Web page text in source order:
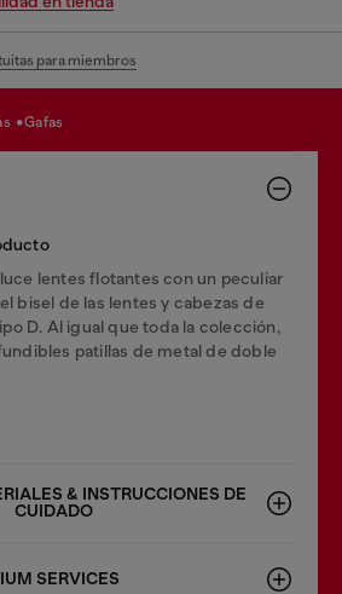
para miembros
gafas
lentes flotantes con un peculiar
bisel de las lentes y cabezas de
D. Al igual que toda la colección,
patillas de metal de doble
& INSTRUCCIONES DE
CUIDADO
SERVICES